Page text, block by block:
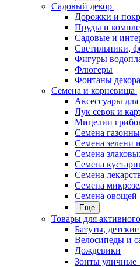
Садовый декор
Дорожки и
Пруды и
Садовые и
Светильники,
Фигуры
Флюгеры
Фонтаны
Семена и корневища
Аксессуары
Лук севок и
Мицелии
Семена
Семена зелени
Семена
Семена
Семена
Семена
Семена овощей
Еще
Товары для
Батуты,
Велосипеды и
Дождевики
Зонты уличные